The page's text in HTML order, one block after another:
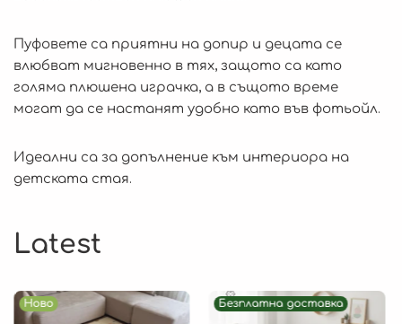
Пуфовете са приятни на допир и децата се
влюбват мигновенно в тях, защото са като
голяма плюшена играчка, а в същото време
могат да се настанят удобно като във фотьойл.
Идеални са за допълнение към интериора на
детската стая.
Latest
Ново Безплатна доставка